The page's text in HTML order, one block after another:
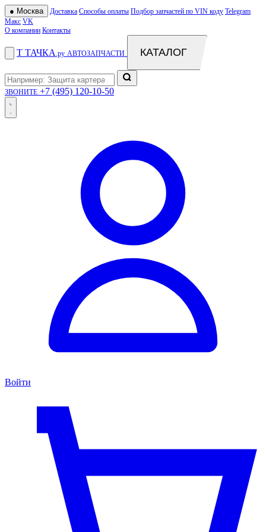
● Москва Доставка Способы оплаты Подбор запчастей по VIN коду Telegram
Макс VK
О компании Контакты
Т ТАЧКА .ру АВТОЗАПЧАСТИ КАТАЛОГ
ЗВОНИТЕ +7 (495) 120-10-50
Войти